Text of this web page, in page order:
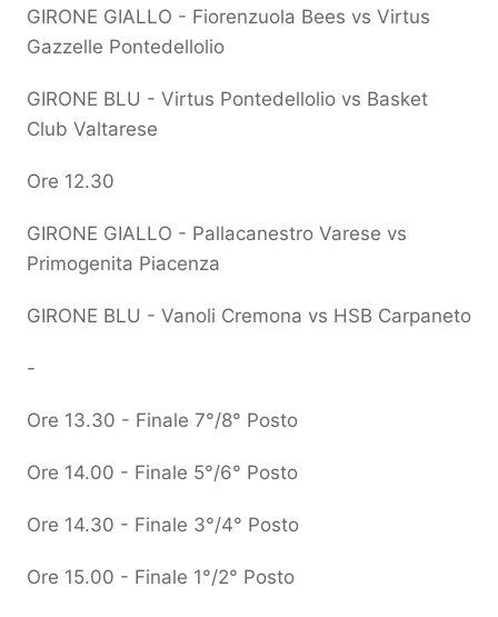
GIRONE GIALLO - Fiorenzuola Bees vs Virtus
Gazzelle Pontedellolio
GIRONE BLU - Virtus Pontedellolio vs Basket
Club Valtarese
Ore 12.30
GIRONE GIALLO - Pallacanestro Varese vs
Primogenita Piacenza
GIRONE BLU - Vanoli Cremona vs HSB Carpaneto
-
Ore 13.30 - Finale 7°/8° Posto
Ore 14.00 - Finale 5°/6° Posto
Ore 14.30 - Finale 3°/4° Posto
Ore 15.00 - Finale 1°/2° Posto